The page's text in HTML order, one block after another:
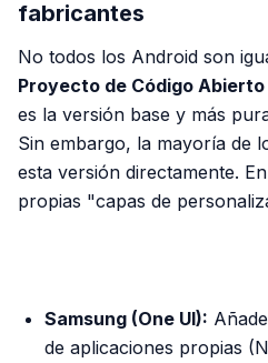
fabricantes
No todos los Android son
Proyecto de Código Abierto
es la versión base y más
Sin embargo, la mayoría de
esta versión directamente.
propias "capas de
Samsung (One UI):
de aplicaciones propias